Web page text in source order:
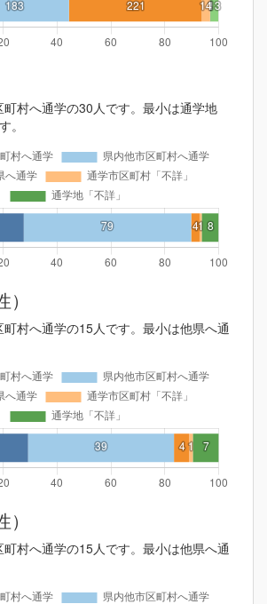
村へ通学の30人です。最小は通学地
。
村へ通学の15人です。最小は他県へ通
村へ通学の15人です。最小は他県へ通